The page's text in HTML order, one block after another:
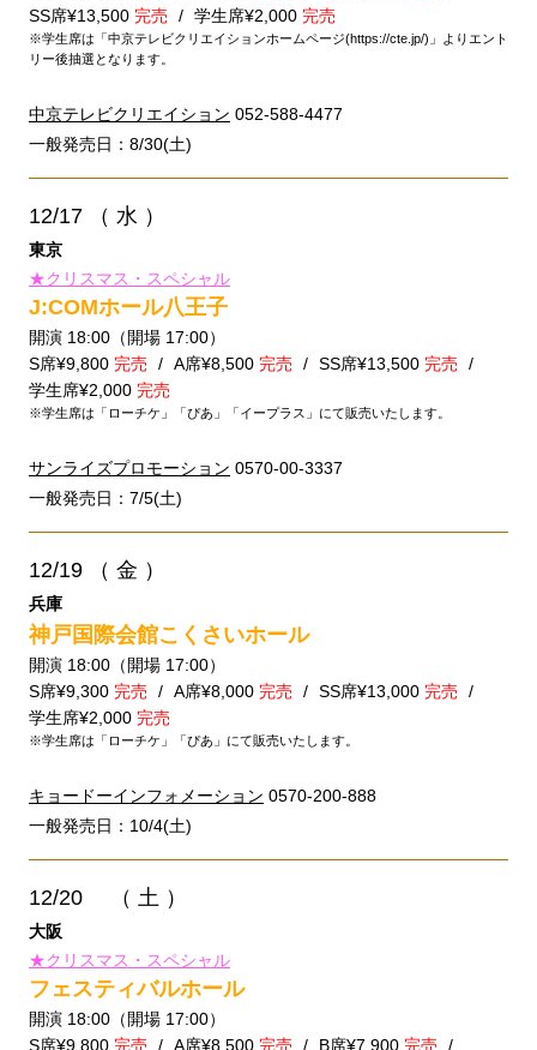
SS席¥13,500 完売 学生席¥2,000 完売
※学生席は「中京テレビクリエイションホームページ(https://cte.jp/)」よりエント
リー後抽選となります。
中京テレビクリエイション 052-588-4477
一般発売日：8/30(土)
12/17 （ 水 ）
東京
★クリスマス・スペシャル
J:COMホール八王子
開演 18:00（開場 17:00）
S席¥9,800 完売 A席¥8,500 完売 SS席¥13,500 完売
学生席¥2,000 完売
※学生席は「ローチケ」「ぴあ」「イープラス」にて販売いたします。
サンライズプロモーション 0570-00-3337
一般発売日：7/5(土)
12/19 （ 金 ）
兵庫
神戸国際会館こくさいホール
開演 18:00（開場 17:00）
S席¥9,300 完売 A席¥8,000 完売 SS席¥13,000 完売
学生席¥2,000 完売
※学生席は「ローチケ」「ぴあ」にて販売いたします。
キョードーインフォメーション 0570-200-888
一般発売日：10/4(土)
12/20 （ 土 ）
大阪
★クリスマス・スペシャル
フェスティバルホール
開演 18:00（開場 17:00）
S席¥9,800 完売 A席¥8,500 完売 B席¥7,900 完売